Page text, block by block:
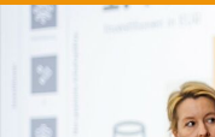
Weiterlesen